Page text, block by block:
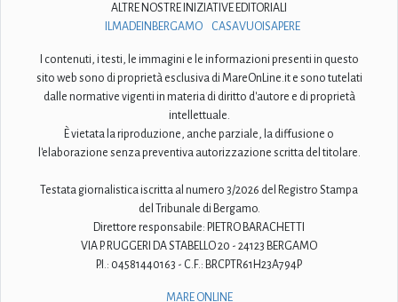
ALTRE NOSTRE INIZIATIVE EDITORIALI
ILMADEINBERGAMO
CASAVUOISAPERE
I contenuti, i testi, le immagini e le informazioni presenti in questo
sito web sono di proprietà esclusiva di MareOnLine.it e sono tutelati
dalle normative vigenti in materia di diritto d'autore e di proprietà
intellettuale.
È vietata la riproduzione, anche parziale, la diffusione o
l'elaborazione senza preventiva autorizzazione scritta del titolare.
Testata giornalistica iscritta al numero 3/2026 del Registro Stampa
del Tribunale di Bergamo.
Direttore responsabile: PIETRO BARACHETTI
VIA P. RUGGERI DA STABELLO 20 - 24123 BERGAMO
P.I.: 04581440163 - C.F.: BRCPTR61H23A794P
MARE ONLINE